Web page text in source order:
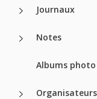
Journaux
Notes
Albums photo